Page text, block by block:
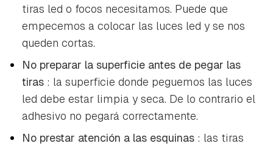
tiras led o focos necesitamos. Puede que
empecemos a colocar las luces led y se nos
queden cortas.
No preparar la superficie antes de pegar las
tiras : la superficie donde peguemos las luces
led debe estar limpia y seca. De lo contrario el
adhesivo no pegará correctamente.
No prestar atención a las esquinas : las tiras